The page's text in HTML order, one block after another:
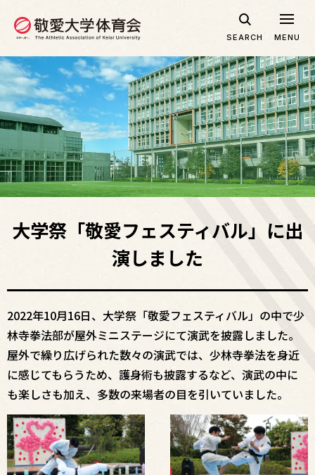
バ
ル
ナ
ビ
ゲ
ー
シ
ョ
ン
ル
ナ
ビ
ゲ
ー
シ
ョ
ン
へ
ー
へ
SEARCH MENU
大学祭「敬愛フェスティバル」に出
演しました
2022年10月16日、大学祭「敬愛フェスティバル」の中で少
林寺拳法部が屋外ミニステージにて演武を披露しました。
屋外で繰り広げられた数々の演武では、少林寺拳法を身近
に感じてもらうため、護身術も披露するなど、演武の中に
も楽しさも加え、多数の来場者の目を引いていました。